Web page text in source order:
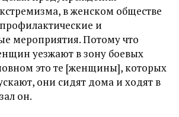
в женском обществе
и
мероприятия. Потому что
уезжают в зону боевых
это те [женщины], которых
они сидят дома и ходят в
он.